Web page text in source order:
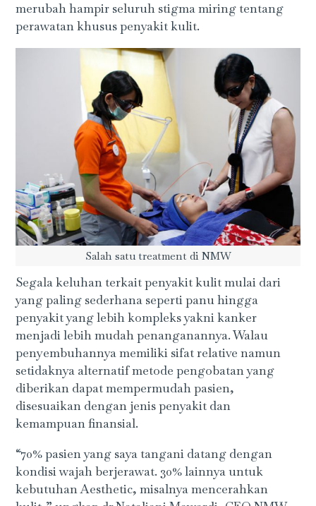
merubah hampir seluruh stigma miring tentang
perawatan khusus penyakit kulit.
Salah satu treatment di NMW
Segala keluhan terkait penyakit kulit mulai dari
yang paling sederhana seperti panu hingga
penyakit yang lebih kompleks yakni kanker
menjadi lebih mudah penanganannya. Walau
penyembuhannya memiliki sifat relative namun
setidaknya alternatif metode pengobatan yang
diberikan dapat mempermudah pasien,
disesuaikan dengan jenis penyakit dan
kemampuan finansial.
“70% pasien yang saya tangani datang dengan
kondisi wajah berjerawat. 30% lainnya untuk
kebutuhan Aesthetic, misalnya mencerahkan